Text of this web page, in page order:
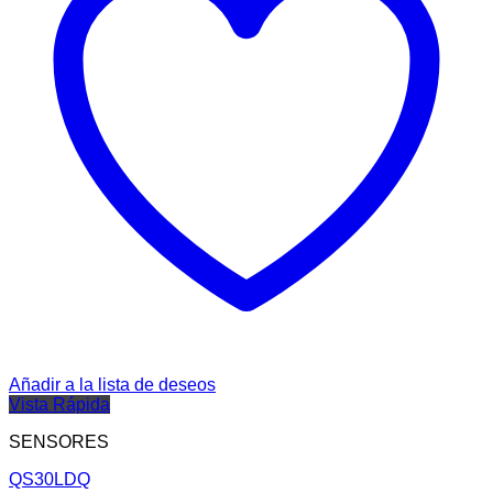
Añadir a la lista de deseos
Vista Rápida
SENSORES
QS30LDQ